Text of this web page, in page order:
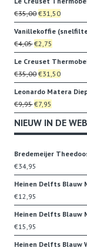
was:
€22,95.
is:
€19,95.
€35,00Oorspronkelijke
prijs
was:
€35,00.
€31,50Huidige
prijs
€31,50.
Vanillekoffie
€4,05Oorspronkelijke
prijs
was:
€4,05.
€2,75
prijs
is:
€2,75.
Le Creuset
€35,00Oorspronkelijke
prijs
was:
€35,00.
€31,50Huidige
prijs
€31,50.
Leonardo Matera
€9,95Oorspronkelijke
prijs
was:
€7,95
prijs
is:
NIEUW IN DE
Bredemeijer
€34,95
Heinen Delfts Blauw
€12,95
Heinen Delfts Blauw
€15,95
Heinen Delfts Blauw